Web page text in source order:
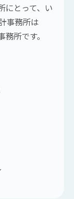
にとって、い
事務所は
所です。